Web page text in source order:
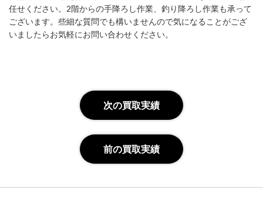
任せください。2階からの手降ろし作業、釣り降ろし作業も承って
ございます。些細な質問でも構いませんので気になることがござ
いましたらお気軽にお問い合わせください。
次の買取実績
前の買取実績